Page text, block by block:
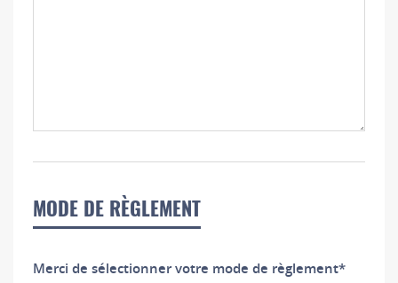
MODE DE RÈGLEMENT
Merci de sélectionner votre mode de règlement*